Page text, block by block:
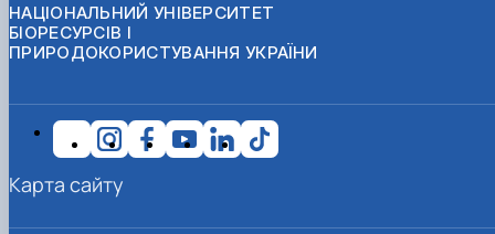
НАЦІОНАЛЬНИЙ УНІВЕРСИТЕТ
БІОРЕСУРСІВ І
ПРИРОДОКОРИСТУВАННЯ УКРАЇНИ
Карта сайту